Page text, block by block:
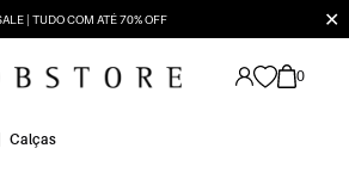
| TUDO COM ATÉ 70% OFF ✕
0
Calças